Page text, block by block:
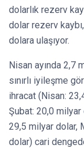
dolarlık rezerv
dolar rezerv
dolara ulaşıyor.
Nisan ayında 2,7
sınırlı iyileşme
ihracat (Nisan:
Şubat: 20,0
29,5 milyar dolar,
dolar) cari